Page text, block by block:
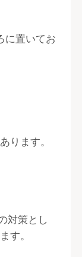
に置いてお
ります。
対策とし
す。